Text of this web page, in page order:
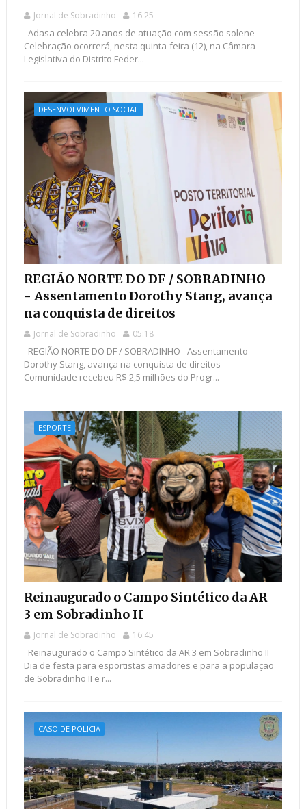
Jornal de Sobradinho 16:25
Adasa celebra 20 anos de atuação com sessão solene
Celebração ocorrerá, nesta quinta-feira (12), na Câmara
Legislativa do Distrito Feder...
DESENVOLVIMENTO SOCIAL
REGIÃO NORTE DO DF / SOBRADINHO
- Assentamento Dorothy Stang, avança
na conquista de direitos
Jornal de Sobradinho 05:18
REGIÃO NORTE DO DF / SOBRADINHO - Assentamento
Dorothy Stang, avança na conquista de direitos
Comunidade recebeu R$ 2,5 milhões do Progr...
ESPORTE
Reinaugurado o Campo Sintético da AR
3 em Sobradinho II
Jornal de Sobradinho 16:45
Reinaugurado o Campo Sintético da AR 3 em Sobradinho II
Dia de festa para esportistas amadores e para a população
de Sobradinho II e r...
CASO DE POLICIA